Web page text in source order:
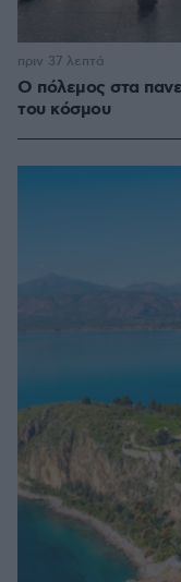
Ο πόλεμος στα
του κόσμου
πριν 37 λεπτά